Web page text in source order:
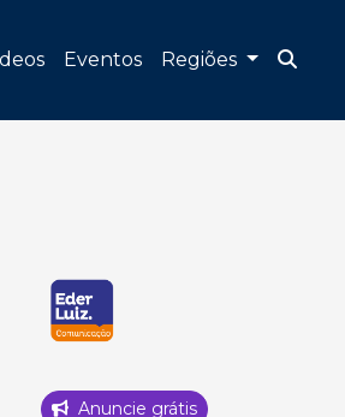
Eventos Regiões
Anuncie grátis